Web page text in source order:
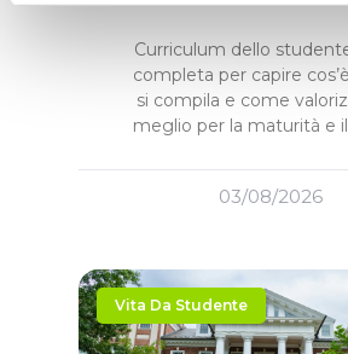
Curriculum dello
completa per capire
si compila e come
meglio per la maturità e
03/08/2026
Vita Da Studente